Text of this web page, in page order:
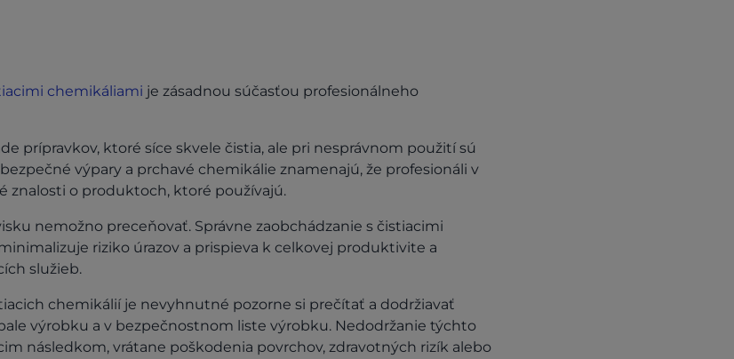
chemikáliami je zásadnou súčasťou profesionálneho
prípravkov, ktoré síce skvele čistia, ale pri nesprávnom použití sú
výpary a prchavé chemikálie znamenajú, že profesionáli v
znalosti o produktoch, ktoré používajú.
nemožno preceňovať. Správne zaobchádzanie s čistiacimi
riziko úrazov a prispieva k celkovej produktivite a
služieb.
chemikálií je nevyhnutné pozorne si prečítať a dodržiavať
výrobku a v bezpečnostnom liste výrobku. Nedodržanie týchto
následkom, vrátane poškodenia povrchov, zdravotných rizík alebo